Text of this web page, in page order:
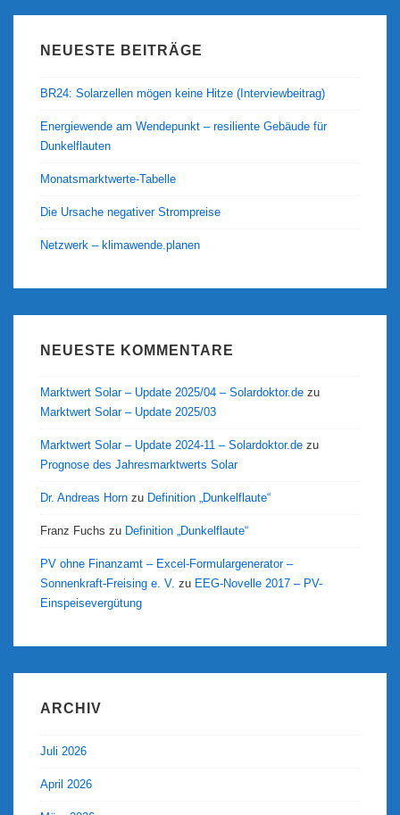
NEUESTE BEITRÄGE
BR24: Solarzellen mögen keine Hitze (Interviewbeitrag)
Energiewende am Wendepunkt – resiliente Gebäude für
Dunkelflauten
Monatsmarktwerte-Tabelle
Die Ursache negativer Strompreise
Netzwerk – klimawende.planen
NEUESTE KOMMENTARE
Marktwert Solar – Update 2025/04 – Solardoktor.de zu
Marktwert Solar – Update 2025/03
Marktwert Solar – Update 2024-11 – Solardoktor.de zu
Prognose des Jahresmarktwerts Solar
Dr. Andreas Horn zu Definition „Dunkelflaute“
Franz Fuchs zu Definition „Dunkelflaute“
PV ohne Finanzamt – Excel-Formulargenerator –
Sonnenkraft-Freising e. V. zu EEG-Novelle 2017 – PV-
Einspeisevergütung
ARCHIV
Juli 2026
April 2026